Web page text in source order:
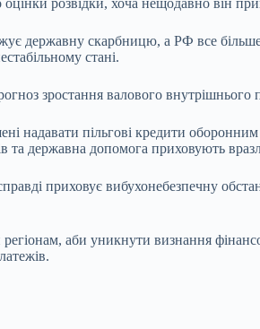
розвідки, хоча нещодавно він
державну скарбницю, а РФ все більше
стані.
зростання валового
надавати пільгові кредити
та державна допомога приховують
приховує вибухонебезпечну
аби уникнути визнання